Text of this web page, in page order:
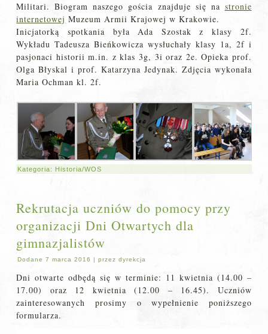
Militari. Biogram naszego gościa znajduje się na stronie
internetowej Muzeum Armii Krajowej w Krakowie.
Inicjatorką spotkania była Ada Szostak z klasy 2f.
Wykładu Tadeusza Bieńkowicza wysłuchały klasy 1a, 2f i
pasjonaci historii m.in. z klas 3g, 3i oraz 2e. Opieka prof.
Olga Błyskal i prof. Katarzyna Jedynak. Zdjęcia wykonała
Maria Ochman kl. 2f.
Kategoria: Historia/WOS
Rekrutacja uczniów do pomocy przy
organizacji Dni Otwartych dla
gimnazjalistów
Dodane 7 marca 2016 |przez dyrekcja
Dni otwarte odbędą się w terminie: 11 kwietnia (14.00 –
17.00) oraz 12 kwietnia (12.00 – 16.45). Uczniów
zainteresowanych prosimy o wypełnienie poniższego
formularza.